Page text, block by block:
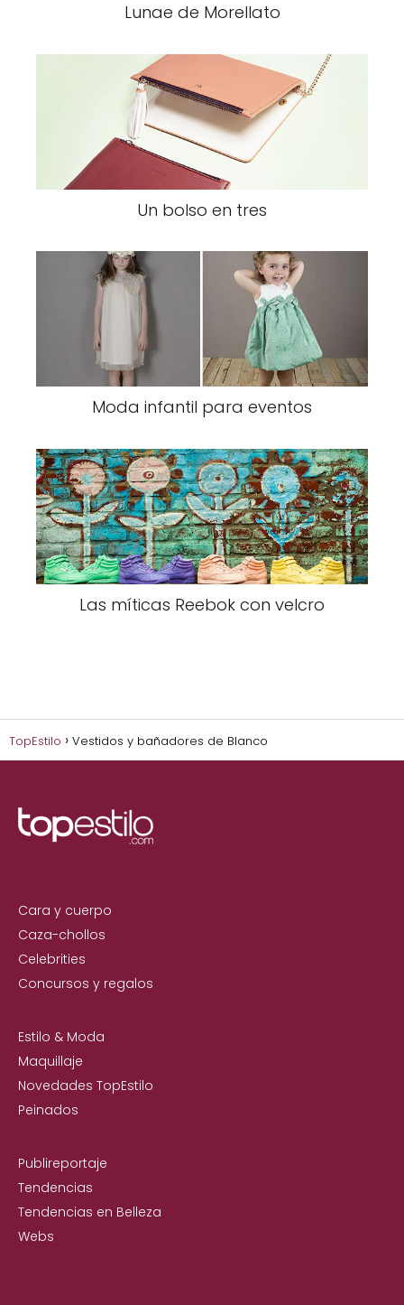
Lunae de Morellato
Un bolso en tres
Moda infantil para eventos
Las míticas Reebok con velcro
TopEstilo Vestidos y bañadores de Blanco
Cara y cuerpo
Caza-chollos
Celebrities
Concursos y regalos
Estilo & Moda
Maquillaje
Novedades TopEstilo
Peinados
Publireportaje
Tendencias
Tendencias en Belleza
Webs